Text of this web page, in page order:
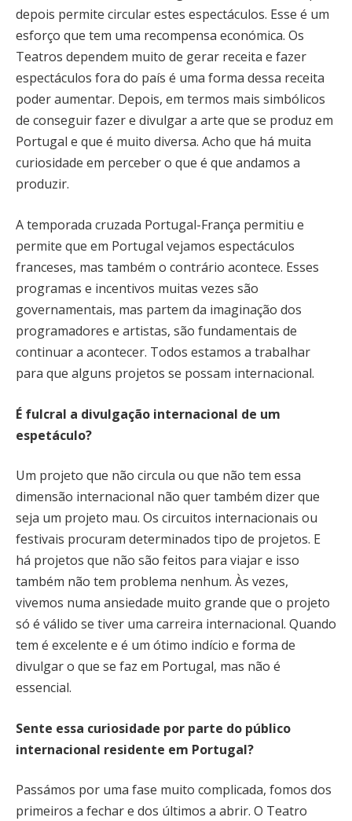
depois permite circular estes espectáculos. Esse é um
esforço que tem uma recompensa económica. Os
Teatros dependem muito de gerar receita e fazer
espectáculos fora do país é uma forma dessa receita
poder aumentar. Depois, em termos mais simbólicos
de conseguir fazer e divulgar a arte que se produz em
Portugal e que é muito diversa. Acho que há muita
curiosidade em perceber o que é que andamos a
produzir.
A temporada cruzada Portugal-França permitiu e
permite que em Portugal vejamos espectáculos
franceses, mas também o contrário acontece. Esses
programas e incentivos muitas vezes são
governamentais, mas partem da imaginação dos
programadores e artistas, são fundamentais de
continuar a acontecer. Todos estamos a trabalhar
para que alguns projetos se possam internacional.
É fulcral a divulgação internacional de um
espetáculo?
Um projeto que não circula ou que não tem essa
dimensão internacional não quer também dizer que
seja um projeto mau. Os circuitos internacionais ou
festivais procuram determinados tipo de projetos. E
há projetos que não são feitos para viajar e isso
também não tem problema nenhum. Às vezes,
vivemos numa ansiedade muito grande que o projeto
só é válido se tiver uma carreira internacional. Quando
tem é excelente e é um ótimo indício e forma de
divulgar o que se faz em Portugal, mas não é
essencial.
Sente essa curiosidade por parte do público
internacional residente em Portugal?
Passámos por uma fase muito complicada, fomos dos
primeiros a fechar e dos últimos a abrir. O Teatro